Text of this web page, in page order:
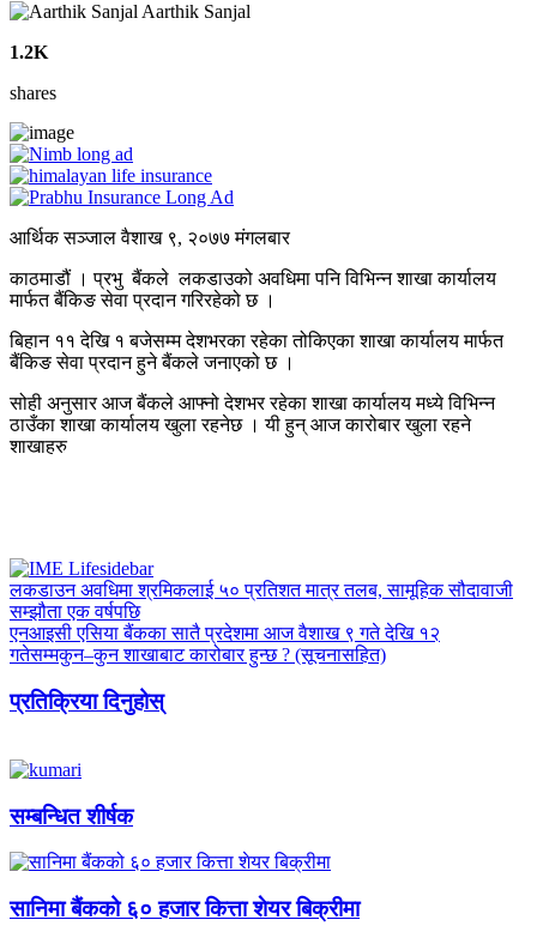
Aarthik Sanjal
1.2K
shares
आर्थिक सञ्जाल वैशाख ९, २०७७ मंगलबार
काठमाडौं । प्रभु बैंकले लकडाउको अवधिमा पनि विभिन्न शाखा कार्यालय
मार्फत बैंकिङ सेवा प्रदान गरिरहेको छ ।
बिहान ११ देखि १ बजेसम्म देशभरका रहेका तोकिएका शाखा कार्यालय मार्फत
बैंकिङ सेवा प्रदान हुने बैंकले जनाएको छ ।
सोही अनुसार आज बैंकले आफ्नो देशभर रहेका शाखा कार्यालय मध्ये विभिन्न
ठाउँका शाखा कार्यालय खुला रहनेछ । यी हुन् आज कारोबार खुला रहने
शाखाहरु
लकडाउन अवधिमा श्रमिकलाई ५० प्रतिशत मात्र तलब, सामूहिक सौदावाजी
सम्झौता एक वर्षपछि
एनआइसी एसिया बैंकका सातै प्रदेशमा आज वैशाख ९ गते देखि १२
गतेसम्मकुन–कुन शाखाबाट कारोबार हुन्छ ? (सूचनासहित)
प्रतिक्रिया दिनुहोस्
सम्बन्धित शीर्षक
सानिमा बैंकको ६० हजार कित्ता शेयर बिक्रीमा